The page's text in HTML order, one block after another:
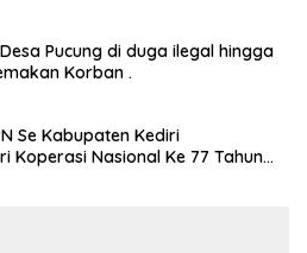
Pucung di duga ilegal hingga
Korban .
Se Kabupaten Kediri